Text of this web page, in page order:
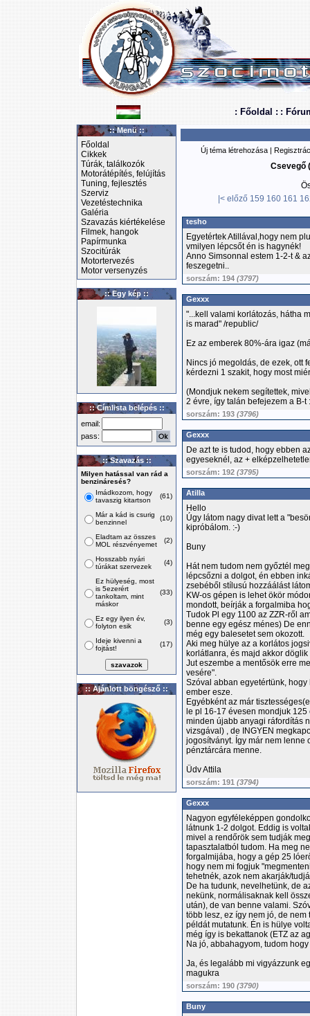
: Főoldal : :
:: Menü ::
Főoldal
Cikkek
Túrák, találkozók
Motorátépítés, felújítás
Tuning, fejlesztés
Szerviz
Vezetéstechnika
Galéria
Szavazás kiértékelése
Filmek, hangok
Papírmunka
Szocitúrák
Motortervezés
Motor versenyzés
:: Egy kép ::
:: Címlista belépés ::
email:
pass:
:: Szavazás ::
Milyen hatással van rád a
benzináresés?
Imádkozom, hogy
tavaszig kitartson
(61)
Már a kád is csurig
benzinnel
(10)
Eladtam az összes
MOL részvényemet
(2)
Hosszabb nyári
túrákat szervezek
(4)
Ez hülyeség, most
is 5ezerért
tankoltam, mint
máskor
(33)
Ez egy ilyen év,
folyton esik
(3)
Ideje kivenni a
fojtást!
(17)
:: Ajánlott böngésző ::
Új téma létrehozása |
Csevegő
|< előző 159 160 161
tesho
Egyetértek Atillával,hogy nem
vmilyen lépcsőt én is hagynék!
Anno Simsonnal estem 1-2-t &
feszegetni..
sorszám: 194 (3797)
Gexxx
"...kell valami korlátozás, hátha
is marad" /republic/
Ez az emberek 80%-ára igaz
Nincs jó megoldás, de ezek, ott
kérdezni 1 szakit, hogy most
(Mondjuk nekem segítettek,
2 évre, így talán befejezem a B-t
sorszám: 193 (3796)
Gexxx
De azt te is tudod, hogy ebben
egyeseknél, az +
sorszám: 192 (3795)
Atilla
Hello
Úgy látom nagy divat lett a
kipróbálom. :-)
Buny
Hát nem tudom nem győztél
lépcsőzni a dolgot, én ebben
zsebéből stílusú hozzáálást
KW-os gépen is lehet ökör
mondott, beírják a forgalmiba
Tudok Pl egy 1100 az ZZR-ről
benne egy egész ménes) De
még egy balesetet sem okozott.
Aki meg hülye az a korlátos
korlátlanra, és majd akkor döglik
Jut eszembe a mentősök erre
vesére".
Szóval abban egyetértünk,
ember esze.
Egyébként az már
le pl 16-17 évesen mondjuk
minden újabb anyagi ráfordítás
vizsgával) , de INGYEN
jogosítványt. Így már nem lenne
pénztárcára menne.
Üdv Attila
sorszám: 191 (3794)
Gexxx
Nagyon egyféleképpen
látnunk 1-2 dolgot. Eddig is
mivel a rendőrök sem tudják
tapasztalatból tudom. Ha meg
forgalmijába, hogy a gép 25
hogy nem mi fogjuk
tehetnék, azok nem akarják/
De ha tudunk, nevelhetünk, de
nekünk, normálisaknak kell
után), de van benne valami.
több lesz, ez így nem jó, de
példát mutatunk. Én is hülye
még így is bekattanok (ETZ az
Na jó, abbahagyom, tudom
Ja, és legalább mi vigyázzunk
magukra
sorszám: 190 (3790)
Buny